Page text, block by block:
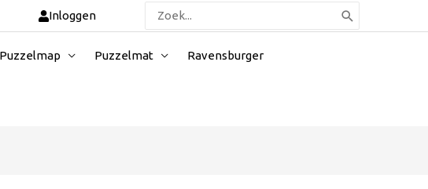
Inloggen
Zoeken
naar:
Puzzelmap Puzzelmat Ravensburger